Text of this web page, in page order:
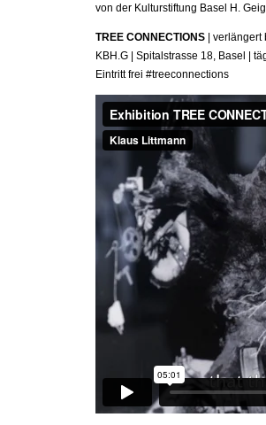
von der Kulturstiftung Basel H.
TREE CONNECTIONS |
KBH .G | Spitalstrasse 18, Basel |
Eintritt frei #treeconnections